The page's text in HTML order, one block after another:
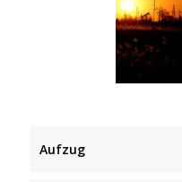
Aufzug